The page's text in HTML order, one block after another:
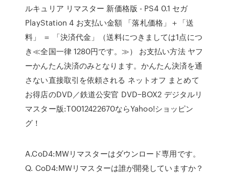
ルキュリア リマスター 新価格版 - PS4 0.1 セガ
PlayStation 4 お支払い金額 「落札価格」＋「送
料」 ＝ 「決済代金」（送料につきましては1点につ
き≪全国一律 1280円です。≫） お支払い方法 ヤフ
ーかんたん決済のみとなります。かんたん決済を通
さない直接取引を依頼される ネットオフ まとめて
お得店のDVD／鉄道公安官 DVD−BOX2 デジタルリ
マスター版:T0012422670ならYahoo!ショッピン
グ！
A.CoD4:MWリマスターはダウンロード専用です。
Q. CoD4:MWリマスターは誰が開発していますか？